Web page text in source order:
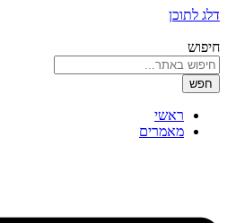
דלג לתוכן
חיפוש
חפש
ראשי
מאמרים